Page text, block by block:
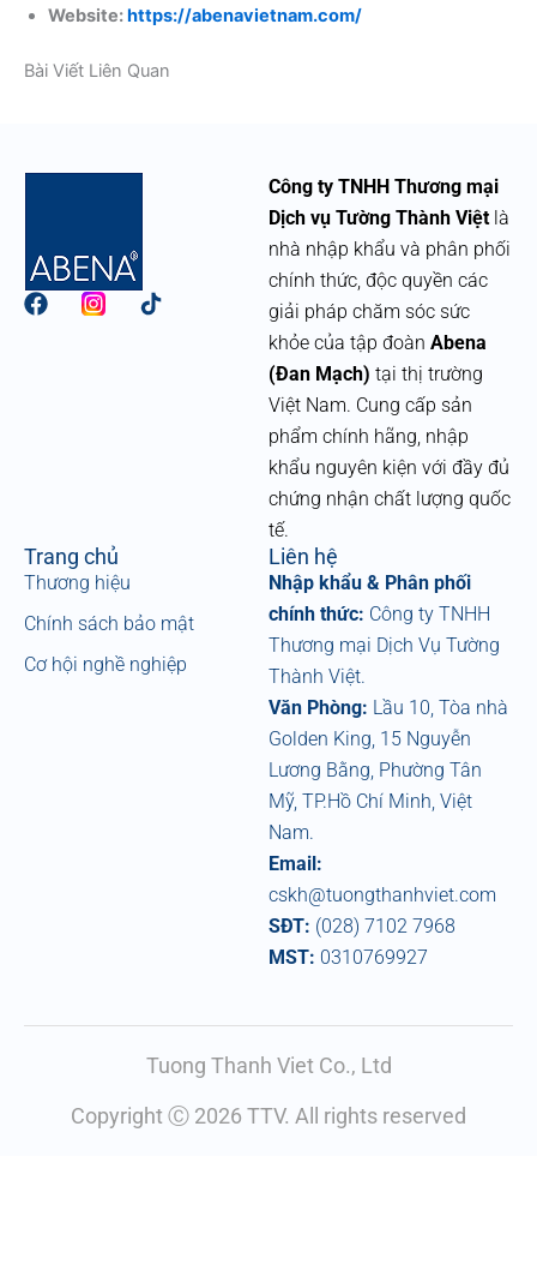
Website: https://abenavietnam.com/
Bài Viết Liên Quan
F
Công ty TNHH Thương mại
Dịch vụ Tường Thành Việtlà
nhà nhập khẩu và phân phối
chính thức, độc quyền các
giải pháp chăm sóc sức
khỏe của tập đoàn Abena
(Đan Mạch) tại thị trường
Việt Nam. Cung cấp sản
phẩm chính hãng, nhập
khẩu nguyên kiện với đầy đủ
chứng nhận chất lượng quốc
tế.
Trang chủ
Thương hiệu
Chính sách bảo mật
Cơ hội nghề nghiệp
Liên hệ
Nhập khẩu & Phân phối
chính thức: Công ty TNHH
Thương mại Dịch Vụ Tường
Thành Việt.
Văn Phòng: Lầu 10, Tòa nhà
Golden King, 15 Nguyễn
Lương Bằng, Phường Tân
Mỹ, TP.Hồ Chí Minh, Việt
Nam.
Email:
cskh@tuongthanhviet.com
SĐT: (028) 7102 7968
MST: 0310769927
Tuong Thanh Viet Co., Ltd
Copyright Ⓒ 2026 TTV. All rights reserved